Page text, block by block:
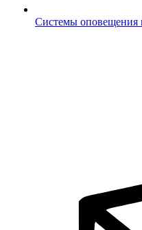
Системы оповещения